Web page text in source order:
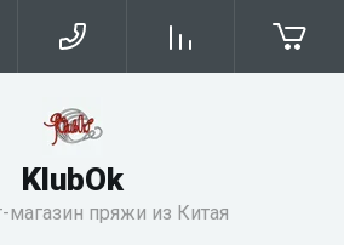
KlubОk
магазин пряжи из Китая